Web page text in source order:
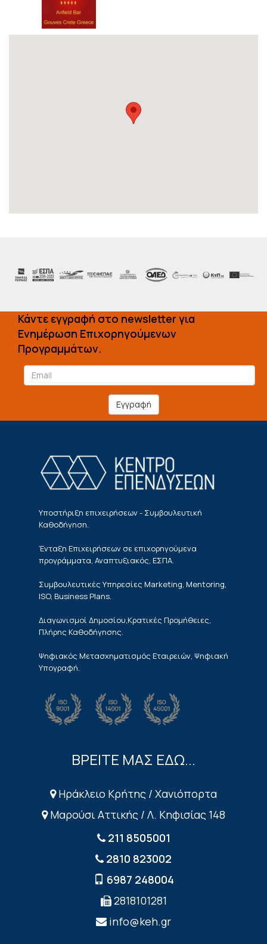
Κάντε εγγραφή στο newsletter για
Ενημέρωση Επιχορηγούμενων
Προγραμμάτων.
Εγγραφή
Υποστήριξη επιχειρήσεων - Συμβουλευτική
Καθοδήγηση.
Ένταξη Επιχειρήσεων σε επιχορηγούμενα
προγράμματα, Αναπτυξιακός, ΕΣΠΑ.
Συμβουλευτικές Υπηρεσίες Marketing, Mentoring,
ISO, Business Plans.
Διαγωνισμοί Δημοσίου,Κρατικές Προμήθειες,
Πλήρης Καθοδήγησης.
Ψηφιακός Μετασχηματισμός Εταιρειών, Ψηφιακή
Υπογραφή.
ΒΡΕΙΤΕ ΜΑΣ ΕΔΩ...
Ηράκλειο Κρήτης / Χανιόπορτα
Μαρούσι Αττικής / Λ. Κηφισίας 148
211 8505001
2810 823002
6987 248004
2818101281
info@keh.gr